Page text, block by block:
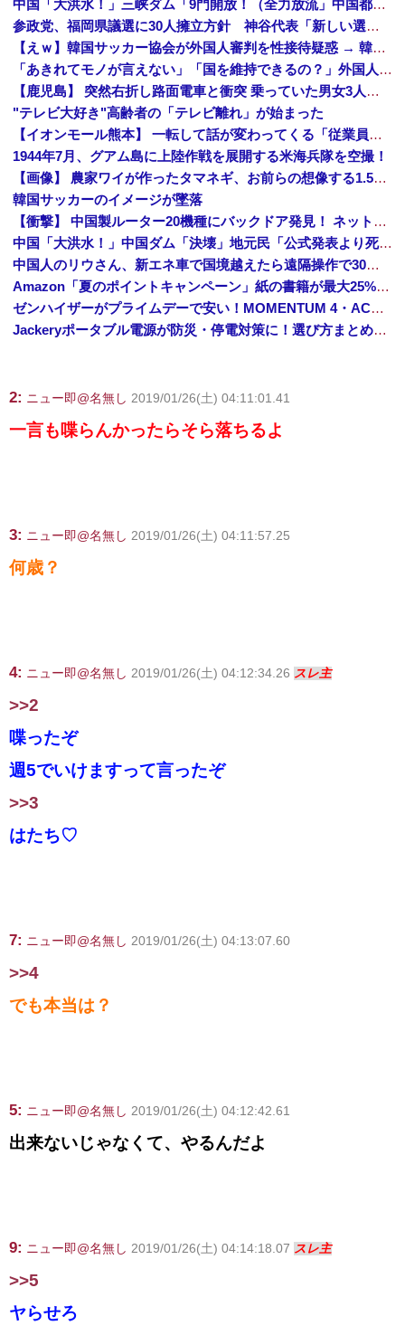
中国「大洪水！」三峡ダム「9門開放！（全力放流」中国都市「三峡沿線の道路水没」中国政府「高速道路封鎖！」中国ダム「緊急放流に合わせて開門（土砂崩れ発生」→
参政党、福岡県議選に30人擁立方針 神谷代表「新しい選択肢を」
【えｗ】韓国サッカー協会が外国人審判を性接待疑惑 → 韓国ネットに動揺広がる「信じられない」「要求した外国人審判もおかしい」「韓国以外の国にも要...
「あきれてモノが言えない」「国を維持できるの？」外国人の永住許可要件の厳格化で在日中国人の本音は？
【鹿児島】 突然右折し路面電車と衝突 乗っていた男女3人は車を放置しダッシュで逃走中
"テレビ大好き"高齢者の「テレビ離れ」が始まった
【イオンモール熊本】 一転して話が変わってくる「従業員の避難誘導の証言が複数」イオン側が社内規定に抵触していた疑い
1944年7月、グアム島に上陸作戦を展開する米海兵隊を空撮！
【画像】 農家ワイが作ったタマネギ、お前らの想像する1.5倍はデカいぞ
韓国サッカーのイメージが墜落
【衝撃】 中国製ルーター20機種にバックドア発見！ ネットに繋ぐだけで35秒ごとに中国のサーバーと通信
中国「大洪水！」中国ダム「決壊」地元民「公式発表より死者多い！」中国政府「住民拘束！（安否不明」中国当局「救助隊動画も削除」台風13号「三峡ダム接近中」→
中国人のリウさん、新エネ車で国境越えたら遠隔操作で30時間ロックされる！
Amazon「夏のポイントキャンペーン」紙の書籍が最大25%ポイント還元 対象と条件を整理（2026年7月）
ゼンハイザーがプライムデーで安い！MOMENTUM 4・ACCENTUMなど対象モデルまとめ！
Jackeryポータブル電源が防災・停電対策に！選び方まとめ【プライムデー最終日】
2: ニュー即@名無し 2019/01/26(土) 04:11:01.41
一言も喋らんかったらそら落ちるよ
3: ニュー即@名無し 2019/01/26(土) 04:11:57.25
何歳？
4: ニュー即@名無し 2019/01/26(土) 04:12:34.26 スレ主
>>2
喋ったぞ
週5でいけますって言ったぞ
>>3
はたち♡
7: ニュー即@名無し 2019/01/26(土) 04:13:07.60
>>4
でも本当は？
5: ニュー即@名無し 2019/01/26(土) 04:12:42.61
出来ないじゃなくて、やるんだよ
9: ニュー即@名無し 2019/01/26(土) 04:14:18.07 スレ主
>>5
ヤらせろ